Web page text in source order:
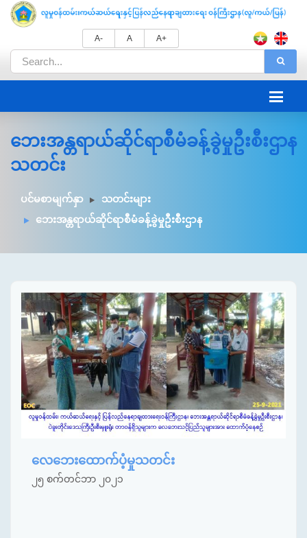
A- A A+
ဘေးအန္တရာယ်ဆိုင်ရာစီမံခန့်ခွဲမှုဦးစီးဌာန
သတင်း
ပင်မစာမျက်နှာ
သတင်းများ
ဘေးအန္တရာယ်ဆိုင်ရာစီမံခန့်ခွဲမှုဦးစီးဌာန
လေဘေးထောက်ပံ့မှုသတင်း
၂၅ စက်တင်ဘာ ၂၀၂၁